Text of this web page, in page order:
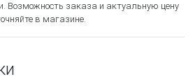
Возможность заказа и актуальную цену
в магазине.